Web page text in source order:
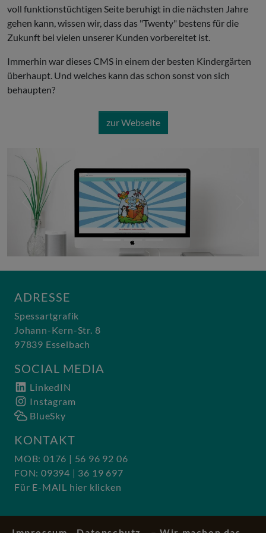
voll funktionstüchtigen Seite beruhigt in die nächsten Jahre
gehen kann, wissen wir, dass das "Twenty" bestens für die
Zukunft bei vielen unserer Kunden vorbereitet ist.
Immerhin war dieses CMS in einem der besten Kindergärten
überhaupt. Und welches kann das schon sonst von sich
behaupten?
zur Webseite
Letzer
ADRESSE
Spessartgrafik
Johann-Kern-Str. 8
97839 Esselbach
SOCIAL MEDIA
LinkedIN
Instagram
BlueSky
KONTAKT
MOB: 0176 | 56 96 92 06
FON: 09394 | 36 19 697
Für E-MAIL hier klicken